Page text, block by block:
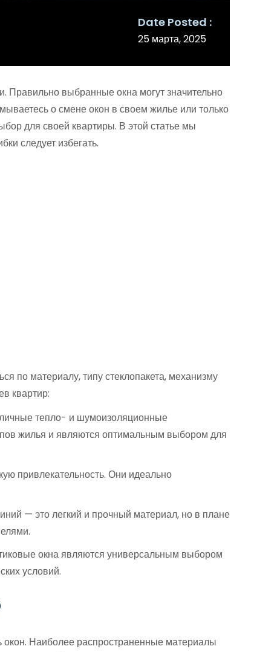
Date Posted
25 марта, 2025
Правильно выбранные окна могут значительно
о смене окон в своем жилье или только
для своей квартиры. В этой статье мы
следует избегать.
по материалу, типу стеклопакета, механизму
квартир:
тепло- и шумоизоляционные
жилья и являются оптимальным выбором для
привлекательность. Они идеально
— это легкий и прочный материал, но в плане
окна являются универсальным выбором
условий.
Наиболее распространенные материалы